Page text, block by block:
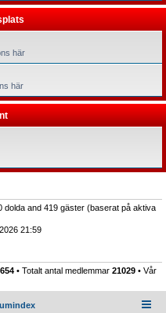
här
här
dolda and 419 gäster (baserat på aktiva
2026 21:59
• Totalt antal medlemmar 21029 • Vår